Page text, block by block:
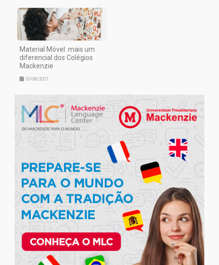
Material Móvel: mais um
diferencial dos Colégios
Mackenzie
10/08/2021